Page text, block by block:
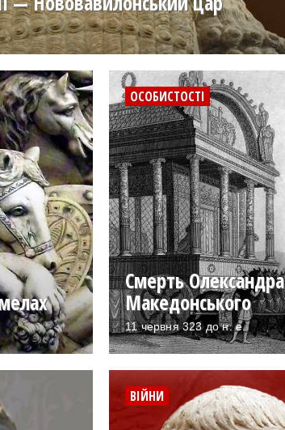
ОСОБИСТОСТІ
Смерть Олександра
Македонського
11 червня 323 до н. е.
ВІЙНИ